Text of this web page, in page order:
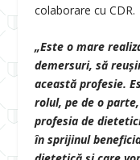
colaborare cu CDR.
„Este o mare
demersuri, să
această profesie.
rolul, pe de o
profesia de
în sprijinul